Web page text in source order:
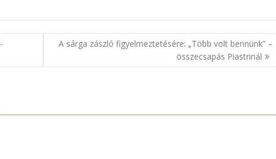
A sárga zászló figyelmeztetésére: „Több volt bennünk” –
összecsapás Piastrinál